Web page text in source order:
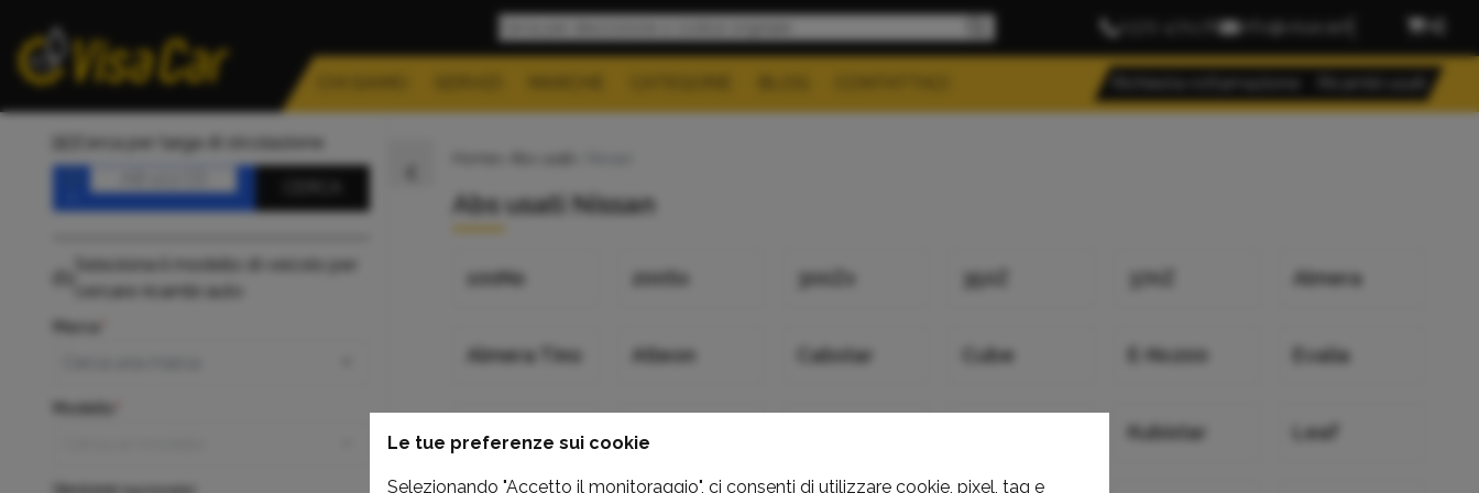
0372 471176 info@visacar.it
Cerca per targa di circolazione
Seleziona il modello di veicolo per
cercare ricambi auto
Abs usati Nissan
100Nx 200Sx 300Zx 350Z Almera
Almera Tino Atleon Cabstar Cube E-Nv200 Evalia
Gt-R Interstar Kubistar Leaf
Le tue preferenze sui cookie
Selezionando "Accetto il monitoraggio", ci consenti di utilizzare cookie, pixel, tag e